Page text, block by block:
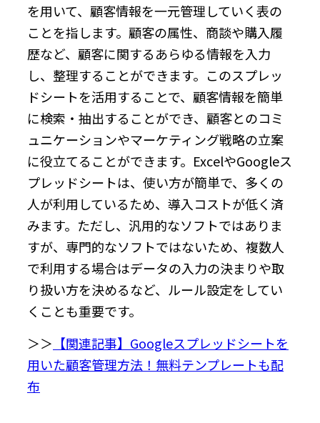
を用いて、顧客情報を一元管理していく表の
ことを指します。顧客の属性、商談や購入履
歴など、顧客に関するあらゆる情報を入力
し、整理することができます。このスプレッ
ドシートを活用することで、顧客情報を簡単
に検索・抽出することができ、顧客とのコミ
ュニケーションやマーケティング戦略の立案
に役立てることができます。ExcelやGoogleス
プレッドシートは、使い方が簡単で、多くの
人が利用しているため、導入コストが低く済
みます。ただし、汎用的なソフトではありま
すが、専門的なソフトではないため、複数人
で利用する場合はデータの入力の決まりや取
り扱い方を決めるなど、ルール設定をしてい
くことも重要です。
＞＞ 【関連記事】Googleスプレッドシートを
用いた顧客管理方法！無料テンプレートも配
布